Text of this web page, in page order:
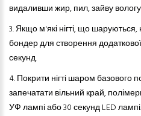
видаливши жир, пил, зайву вологу
3.Якщо м'які нігті, що шаруються,
бондер для створення
секунд.
4.Покрити нігті шаром базового
запечатати вільний край,
УФ лампі або 30 секунд LED лампі.